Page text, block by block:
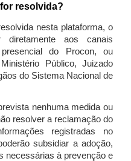
resolvida?
nesta plataforma, o
diretamente aos canais
do Procon, ou
Público, Juizado
do Sistema Nacional de
nenhuma medida ou
resolver a reclamação do
registradas no
subsidiar a adoção,
necessárias à prevenção e